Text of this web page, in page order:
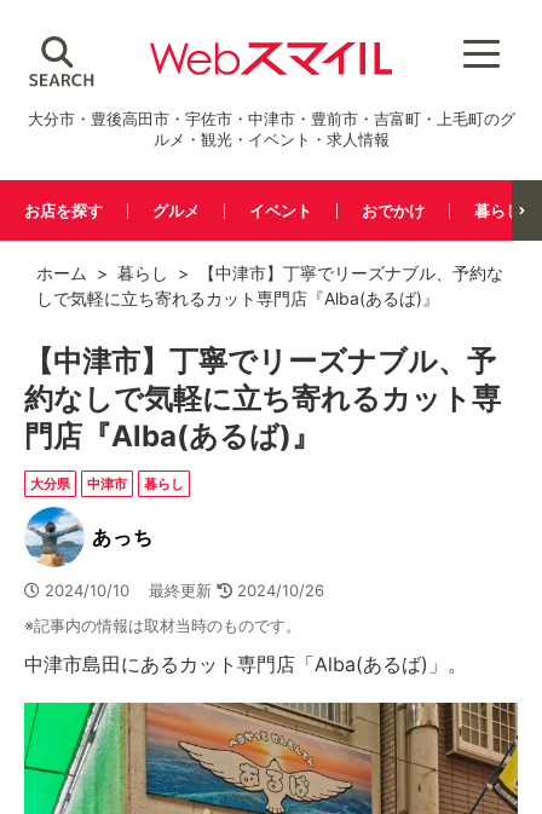
大分市・豊後高田市・宇佐市・中津市・豊前市・吉富町・上毛町のグ
ルメ・観光・イベント・求人情報
お店を探す グルメ イベント おでかけ 暮らし
ホーム > 暮らし
> 【中津市】丁寧でリーズナブル、予約な
しで気軽に立ち寄れるカット専門店『Alba(あるば)』
【中津市】丁寧でリーズナブル、予
約なしで気軽に立ち寄れるカット専
門店『Alba(あるば)』
大分県 中津市 暮らし
あっち
2024/10/10 最終更新
2024/10/26
※記事内の情報は取材当時のものです。
中津市島田にあるカット専門店「Alba(あるば)」。